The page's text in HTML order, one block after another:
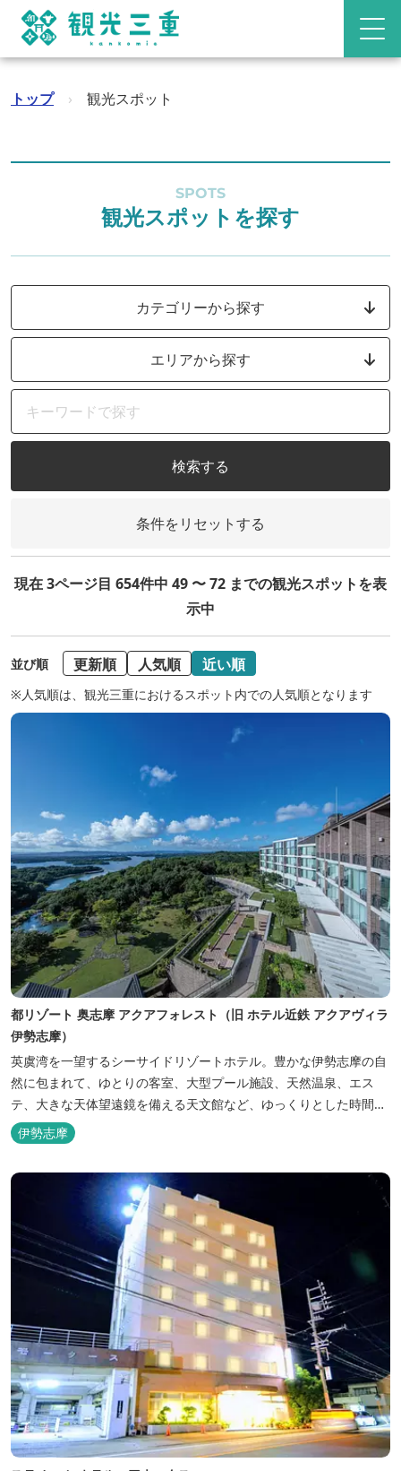
トップ › 観光スポット
SPOTS
観光スポットを探す
カテゴリーから探す
エリアから探す
検索する
条件をリセットする
現在 3ページ目 654件中 49 〜 72 までの観光スポットを表
示中
並び順 更新順 人気順 近い順
※人気順は、観光三重におけるスポット内での人気順となります
都リゾート 奥志摩 アクアフォレスト（旧 ホテル近鉄 アクアヴィラ
伊勢志摩）
英虞湾を一望するシーサイドリゾートホテル。豊かな伊勢志摩の自
然に包まれて、ゆとりの客室、大型プール施設、天然温泉、エス
テ、大きな天体望遠鏡を備える天文館など、ゆっくりとした時間を
楽しみながら過ごすことができます。 屋内プール：通年 屋外プー
ル：2025年7月19日（土）～8月31日（日）
伊勢志摩